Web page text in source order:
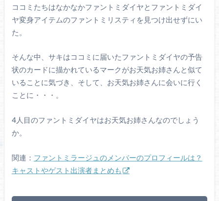
ココミたちはなかなかファントミダイヤとファントミダイ
ヤ変身アイテムのファントミリスティを見つけ出せずにい
た。
そんな中、サキはココミに届いたファントミダイヤの予告
状のカードに描かれているマークがお天気お姉さんと似て
いることに気づき、そして、お天気お姉さんに会いに行く
ことに・・・。
4人目のファントミダイヤはお天気お姉さんなのでしょう
か。
関連： ファントミラージュのメンバーのプロフィールは？
キャストやゲスト出演者まとめも